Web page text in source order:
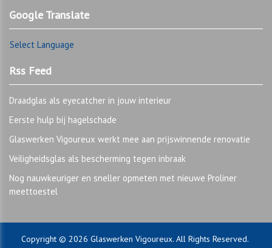
Google Translate
Select Language
Rss Feed
Draadglas als eyecatcher in jouw interieur
Eerste hulp bij hagelschade
Glaswerken Vigoureux werkt mee aan prijswinnende renovatie
Veiligheidsglas als bescherming tegen inbraak
Nog nauwkeuriger en sneller opmeten met nieuwe Proliner
meettoestel
Copyright © 2026 Glaswerken Vigoureux. All Rights Reserved.